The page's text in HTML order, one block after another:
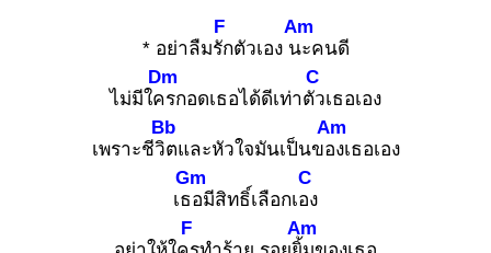
* อย่าลืมรัก
F
ตัวเอง นะ
Am
คนดี
ไม่มีใคร
Dm
กอดเธอได้ดีเท่าตัว
C
เธอเอง
เพราะชีวิต
Bb
และหัวใจมันเป็นของ
Am
เธอเอง
เธอ
Gm
มีสิทธิ์เลือกเอง
C
F
Am